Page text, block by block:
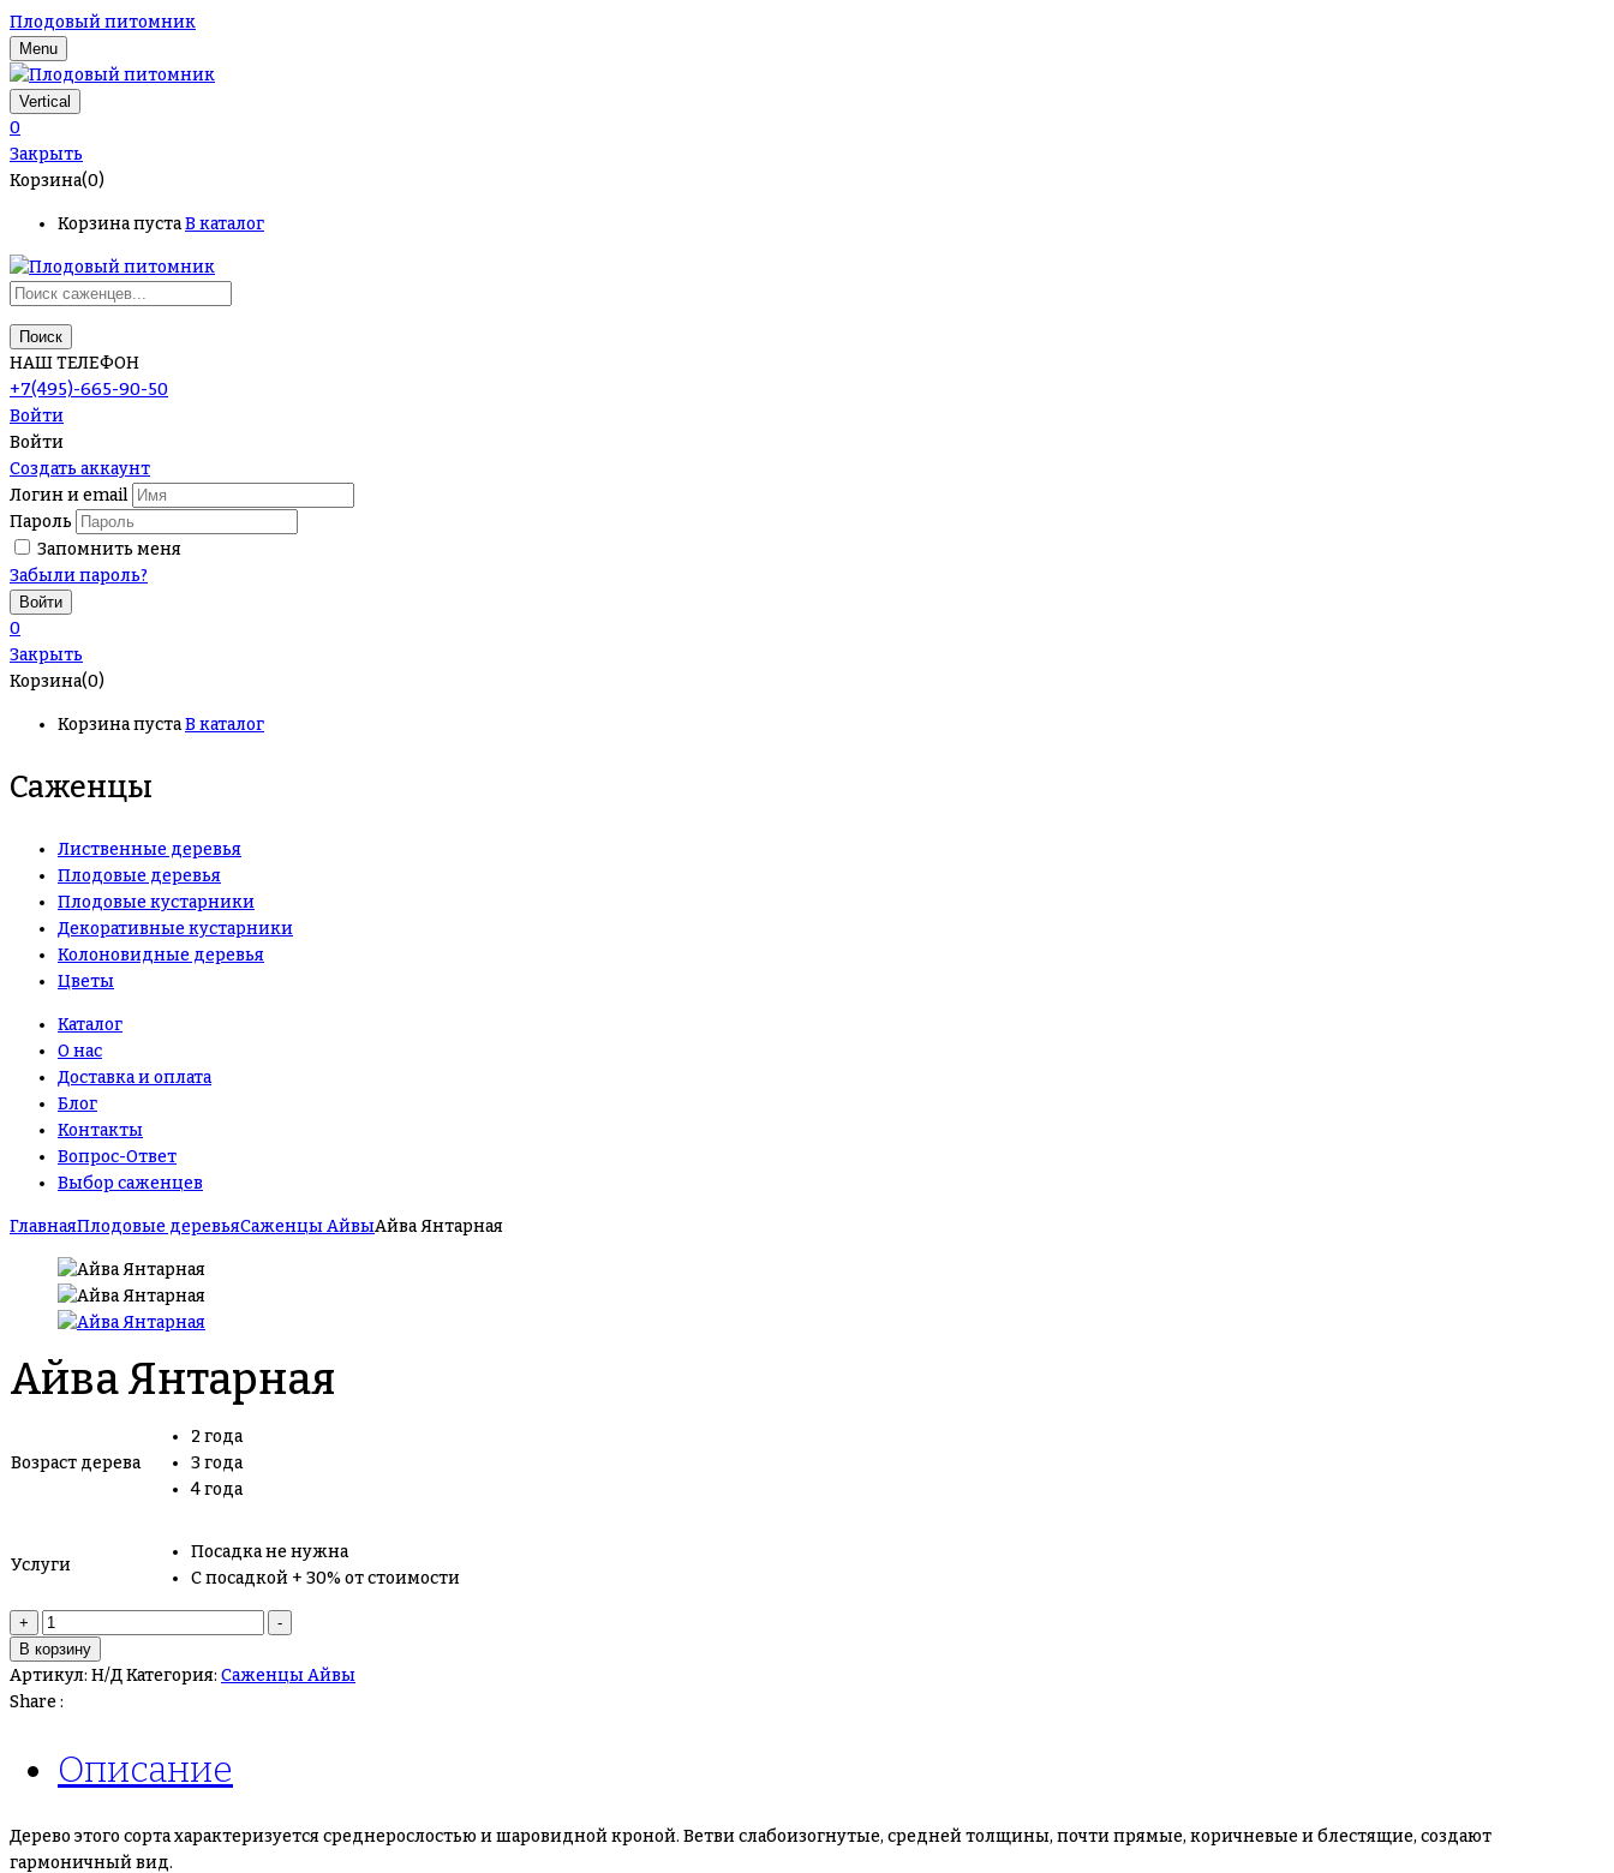
Плодовый питомник
Menu
Vertical
0
Закрыть
Корзина(0)
Корзина пустаВ каталог
Поиск
НАШ ТЕЛЕФОН
+7(495)-665-90-50
Войти
Войти
Создать аккаунт
Логин и email
Пароль
Запомнить меня
Забыли пароль?
0
Закрыть
Корзина(0)
Корзина пустаВ каталог
Саженцы
Лиственные деревья
Плодовые деревья
Плодовые кустарники
Декоративные кустарники
Колоновидные деревья
Цветы
Каталог
О нас
Доставка и оплата
Блог
Контакты
Вопрос-Ответ
Выбор саженцев
ГлавнаяПлодовые деревьяСаженцы АйвыАйва Янтарная
Айва Янтарная
Возраст дерева
2 года
3 года
4 года
Услуги
Посадка не нужна
С посадкой + 30% от стоимости
+
Количество
товара
Айва
Янтарная
-
В корзину
Артикул: Н/ДКатегория: Саженцы Айвы
Share :
Описание
Дерево этого сорта характеризуется среднерослостью и шаровидной кроной. Ветви слабоизогнутые, средней толщины, почти прямые, коричневые и блестящие, создают
гармоничный вид.